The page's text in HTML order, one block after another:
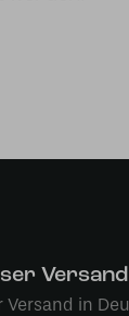
Versand
Versand in